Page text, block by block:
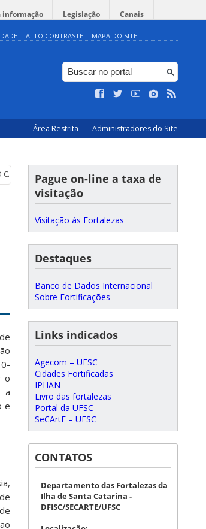
informação Legislação Canais
ALTO CONTRASTE MAPA DO SITE
Área Restrita Administradores do Site
EM FUNÇÃO DO MAU TEMPO)
o
a
e
Pague on-line a taxa de
visitação
Visitação às Fortalezas
Destaques
Banco de Dados Internacional
Sobre Fortificações
Links indicados
Agecom – UFSC
Cidades Fortificadas
IPHAN
Livro das fortalezas
Portal da UFSC
SeCArtE – UFSC
CONTATOS
Departamento das Fortalezas da
Ilha de Santa Catarina -
DFISC/SECARTE/UFSC